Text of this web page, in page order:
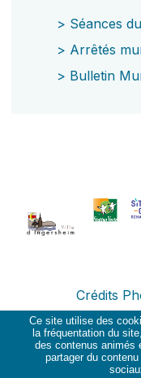
> Séances
> Arrêtés
> Bulletin
Crédits
Création et
administrable CMS
Ce site utilise des
la fréquentation du
des contenus animés
partager du